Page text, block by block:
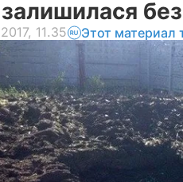
залишилася
11.35 Этот материал